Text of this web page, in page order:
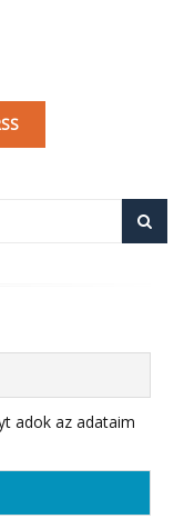
adok az adataim